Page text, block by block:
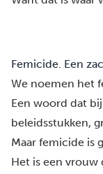
Femicide. Een
We noemen het
Een woord dat
beleidsstukken,
Maar femicide is
Het is een